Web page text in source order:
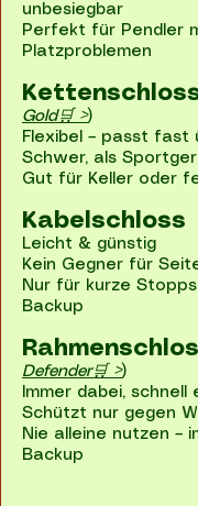
unbesiegbar
Perfekt für Pendler
Platzproblemen
Gold🛒 >)
Flexibel – passt fast
Schwer, als
Gut für Keller oder
Kabelschloss
Leicht & günstig
Kein Gegner für
Nur für kurze
Backup
Defender🛒 >)
Immer dabei,
Schützt nur gegen
Nie alleine nutzen –
Backup